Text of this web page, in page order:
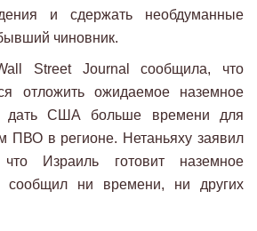
и сдержать необдуманные
чиновник.
Street Journal сообщила, что
отложить ожидаемое наземное
дать США больше времени для
ПВО в регионе. Нетаньяху заявил
Израиль готовит наземное
сообщил ни времени, ни других